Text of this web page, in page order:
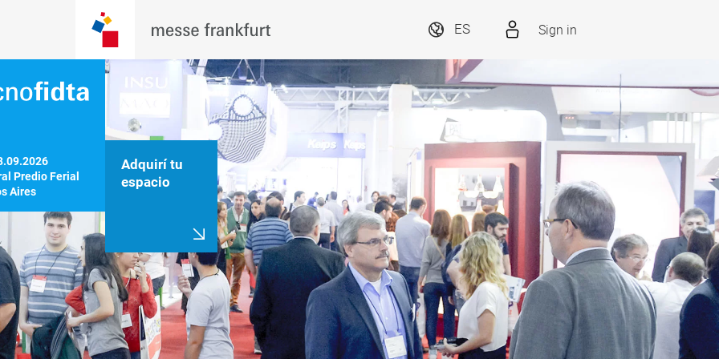
ES Sign in
Predio Ferial
Aires
Adquirí tu
espacio